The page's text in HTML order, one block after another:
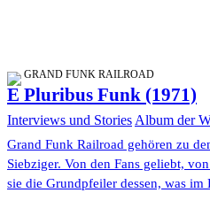
GRAND FUNK RAILROAD
E Pluribus Funk (1971)
Interviews und Stories Album der
Grand Funk Railroad gehören zu
Siebziger. Von den Fans geliebt,
sie die Grundpfeiler dessen, was